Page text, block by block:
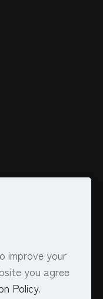
表記
improve your
you agree
Policy.